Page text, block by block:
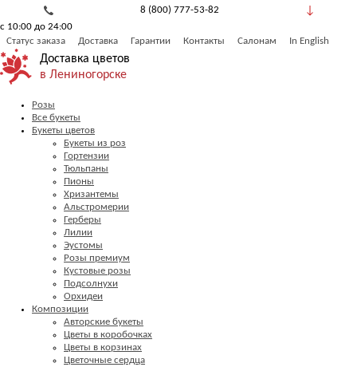
8 (800) 777-53-82
с 10:00 до 24:00
Статус заказа
Доставка Гарантии Контакты Салонам In English
Доставка цветов
в Лениногорске
Розы
Все букеты
Букеты цветов
Букеты из роз
Гортензии
Тюльпаны
Пионы
Хризантемы
Альстромерии
Герберы
Лилии
Эустомы
Розы премиум
Кустовые розы
Подсолнухи
Орхидеи
Композиции
Авторские букеты
Цветы в коробочках
Цветы в корзинах
Цветочные сердца